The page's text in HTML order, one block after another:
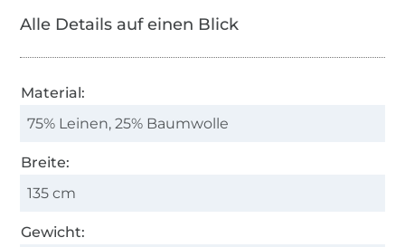
Alle Details auf einen Blick
Material:
75% Leinen, 25% Baumwolle
Breite:
135 cm
Gewicht: